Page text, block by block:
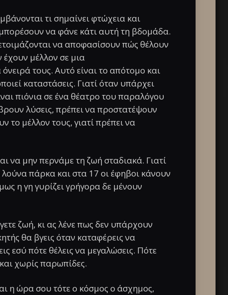
τι σημαίνει φτώχεια και
να φάνε κάτι αυτή τη βδομάδα.
να αποφασίσουν πώς θέλουν
έχουν μέλλον σε μια
τους. Αυτό είναι το απότομο και
καταστάσεις. Γιατί όταν υπάρχει
πιόνια σε ένα θέατρο του παραλόγου
λύσεις, πρέπει να προστατέψουν
το μέλλον τους, γιατί πρέπει να
να μην περνάμε τη ζωή σταδιακά. Γιατί
πάρκα και στα 17 οι έφηβοι κάνουν
η γη γυρίζει γρήγορα δε μένουν
ζωή, κι ας λένε πως δεν υπάρχουν
θα βγεις όταν καταφέρεις να
εσύ πότε θέλεις να μεγαλώσεις. Πότε
χωρίς παρωπίδες.
η ώρα σου τότε ο κόσμος ο άσχημος,